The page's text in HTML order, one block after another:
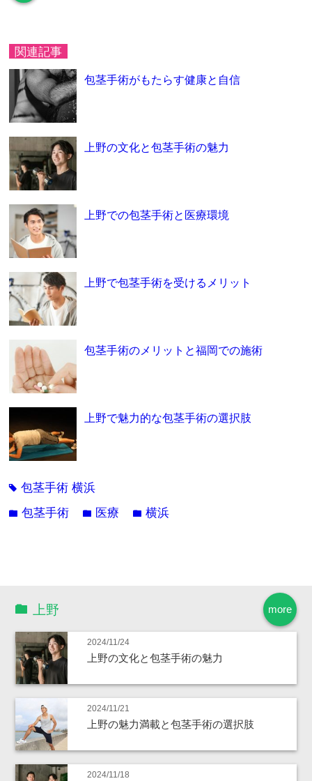
関連記事
包茎手術がもたらす健康と自信
上野の文化と包茎手術の魅力
上野での包茎手術と医療環境
上野で包茎手術を受けるメリット
包茎手術のメリットと福岡での施術
上野で魅力的な包茎手術の選択肢
tag包茎手術 横浜
folder包茎手術 folder 医療 folder横浜
more
上野
2024/11/24
上野の文化と包茎手術の魅力
2024/11/21
上野の魅力満載と包茎手術の選択肢
2024/11/18